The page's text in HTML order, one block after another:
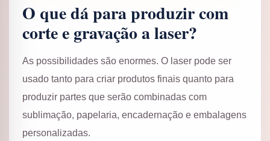
O que dá para produzir com
corte e gravação a laser?
As possibilidades são enormes. O laser pode ser
usado tanto para criar produtos finais quanto para
produzir partes que serão combinadas com
sublimação, papelaria, encadernação e embalagens
personalizadas.